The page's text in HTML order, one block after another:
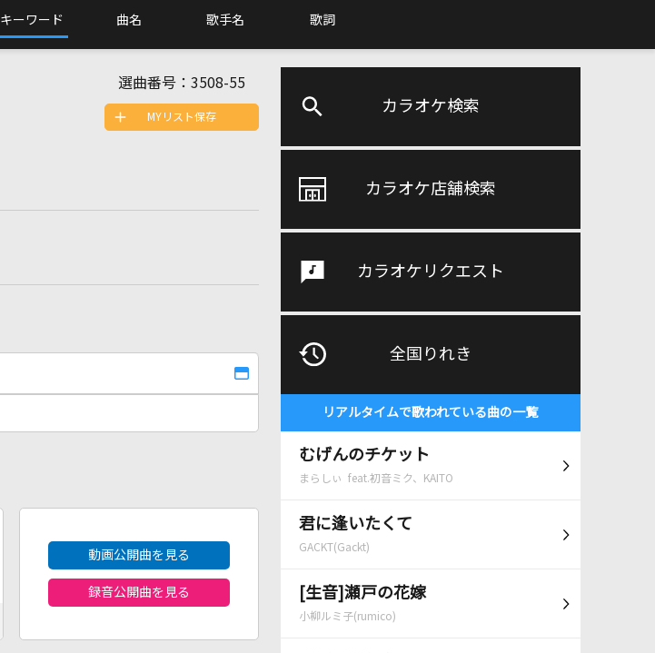
キーワード 曲名 歌手名 歌詞
カラオケ検索
カラオケ店舗検索
カラオケリクエスト
全国りれき
リアルタイムで歌われている曲の一覧
むげんのチケット
まらしぃ feat.初音ミク、KAITO
君に逢いたくて
GACKT(Gackt)
[生音]瀬戸の花嫁
小柳ルミ子(rumico)
選曲番号： 3508-55
MYリスト保存
動画公開曲を見る
録音公開曲を見る